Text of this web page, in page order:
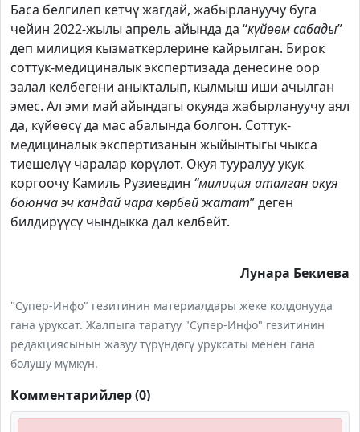
Баса белгилеп кетчү жагдай, жабырлануучу буга
чейин 2022-жылы апрель айында да “күйөөм сабады”
деп милиция кызматкерлерине кайрылган. Бирок
соттук-медициналык экспертизада денесине оор
залал келбегени аныкталып, кылмыш иши ачылган
эмес. Ал эми май айындагы окуяда жабырлануучу аял
да, күйөөсү да мас абалында болгон. Соттук-
медициналык экспертизанын жыйынтыгы чыкса
тиешелүү чаралар көрүлөт. Окуя тууралуу укук
коргоочу Камиль Рузиевдин “милиция аталган окуя
боюнча эч кандай чара көрбөй жатат” деген
билдирүүсү чындыкка дал келбейт.
Лунара Бекиева
"Супер-Инфо" гезитинин материалдары жеке колдонууда
гана уруксат. Жалпыга таратуу "Супер-Инфо" гезитинин
редакциясынын жазуу түрүндөгү уруксаты менен гана
болушу мүмкүн.
Комментарийлер (0)